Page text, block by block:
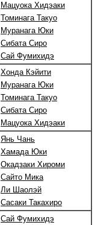
Мацуока Хидэаки
Томинага Такуо
Муранага Юки
Сибата Сиро
Сай Фумихидэ
Хонда Кэйити
Муранага Юки
Томинага Такуо
Сибата Сиро
Мацуока Хидэаки
Янь Чань
Хамада Юки
Окадзаки Хироми
Сайто Мика
Ли Шаолэй
Сасаки Такахиро
Сай Фумихидэ